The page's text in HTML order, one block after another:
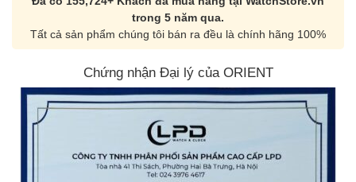
trong 5 năm qua.
Tất cả sản phẩm chúng tôi bán ra đều là chính hãng 100%
Chứng nhận Đại lý của ORIENT